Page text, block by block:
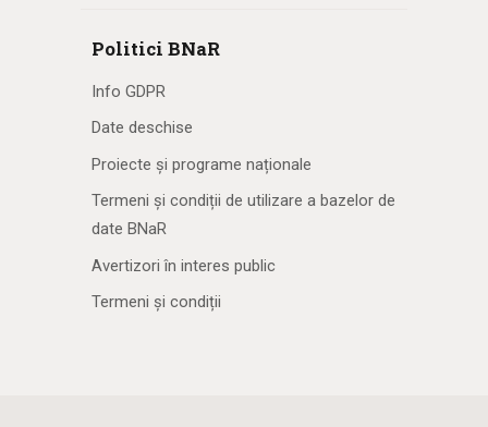
Politici BNaR
Info GDPR
Date deschise
Proiecte și programe naționale
Termeni și condiții de utilizare a bazelor de
date BNaR
Avertizori în interes public
Termeni și condiții